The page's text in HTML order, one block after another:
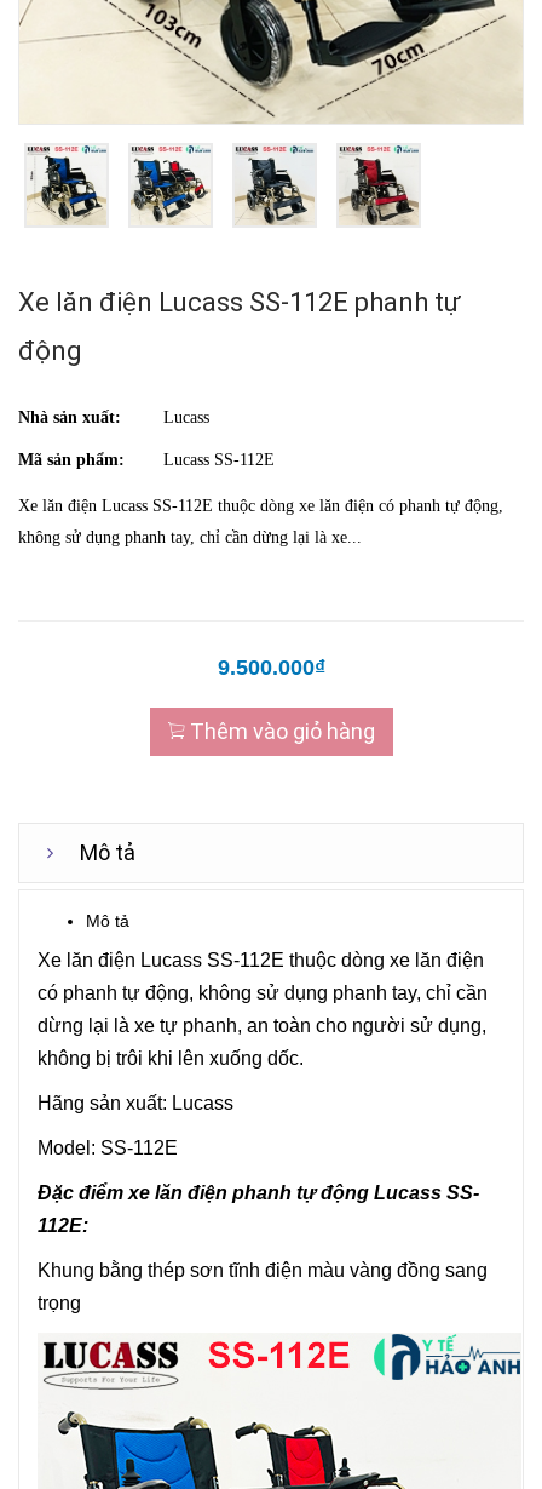
Xe lăn điện Lucass SS-112E phanh tự
động
Nhà sản xuất: Lucass
Mã sản phẩm: Lucass SS-112E
Xe lăn điện Lucass SS-112E thuộc dòng xe lăn điện có phanh tự động,
không sử dụng phanh tay, chỉ cần dừng lại là xe...
9.500.000₫
Thêm vào giỏ hàng
Mô tả
Mô tả
Xe lăn điện Lucass SS-112E thuộc dòng xe lăn điện
có phanh tự động, không sử dụng phanh tay, chỉ cần
dừng lại là xe tự phanh, an toàn cho người sử dụng,
không bị trôi khi lên xuống dốc.
Hãng sản xuất: Lucass
Model: SS-112E
Đặc điểm xe lăn điện phanh tự động Lucass SS-
112E:
Khung bằng thép sơn tĩnh điện màu vàng đồng sang
trọng